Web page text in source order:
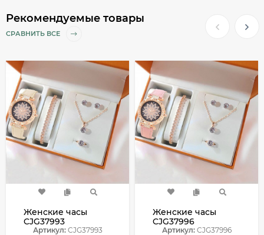
Рекомендуемые товары
СРАВНИТЬ ВСЕ
Женские часы
CJG37993
Артикул:CJG37993
Женские часы
CJG37996
Артикул:CJG37996